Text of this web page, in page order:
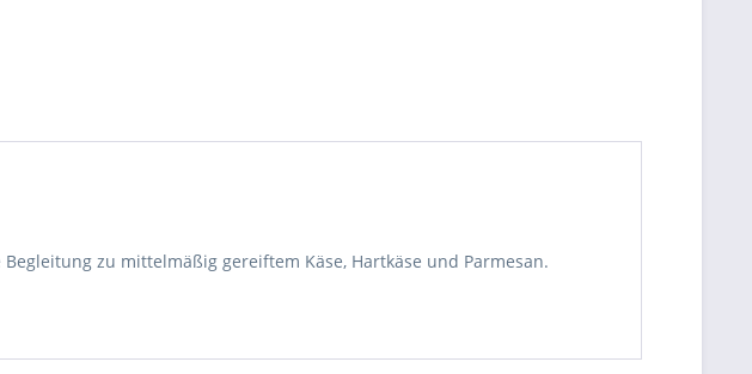
zu mittelmäßig gereiftem Käse, Hartkäse und Parmesan.